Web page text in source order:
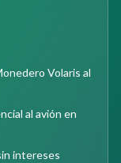
Volaris al
al avión en
intereses